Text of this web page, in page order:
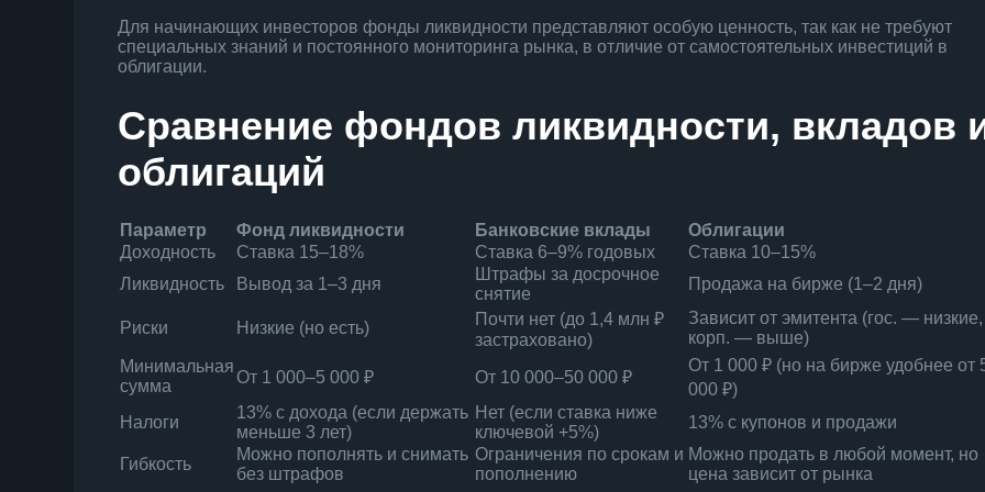
Для начинающих инвесторов фонды ликвидности представляют особую ценность, так как не требуют
специальных знаний и постоянного мониторинга рынка, в отличие от самостоятельных инвестиций в
облигации.
Сравнение фондов ликвидности, вкладов
облигаций
Параметр Фонд ликвидности Банковские вклады
Облигации
Доходность
Ставка 15–18% Ставка 6–9% годовых
Ставка 10–15%
Ликвидность
Вывод за 1–3 дня
Штрафы за досрочное
снятие
Продажа на бирже (1–2 дня)
Риски Низкие (но есть)
Почти нет (до 1,4 млн ₽
застраховано)
Зависит от эмитента (гос. — низкие,
корп. — выше)
Минимальная
сумма
От 1 000–5 000 ₽ От 10 000–50 000 ₽
От 1 000 ₽ (но на бирже удобнее от
000 ₽)
Налоги
13% с дохода (если держать
меньше 3 лет)
Нет (если ставка ниже
ключевой +5%)
13% с купонов и продажи
Гибкость
Можно пополнять и снимать
без штрафов
Ограничения по срокам и
пополнению
Можно продать в любой момент, но
цена зависит от рынка